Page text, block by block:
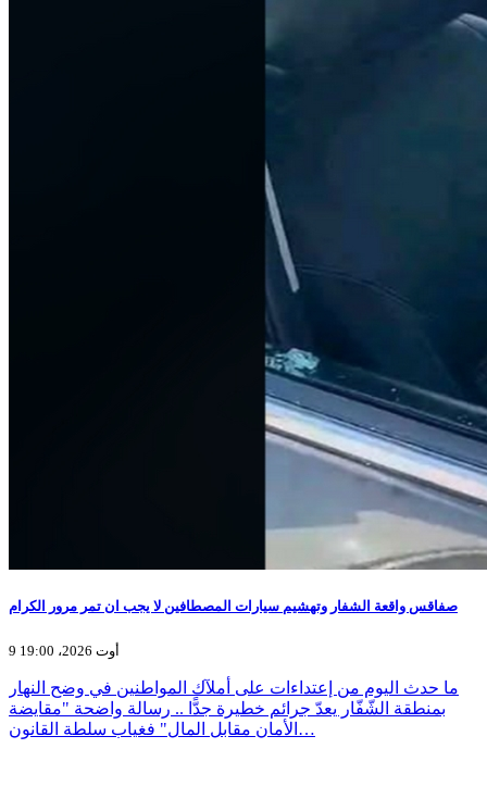
صفاقس واقعة الشفار وتهشيم سيارات المصطافين لا يجب ان تمر مرور الكرام
9 أوت 2026، 19:00
ما حدث اليوم من إعتداءات على أملآك المواطنين في وضح النهار
بمنطقة الشّفّار يعدّ جرائم خطيرة جدًّا .. رسالة واضحة "مقايضة
الأمان مقابل المال" فغياب سلطة القانون…